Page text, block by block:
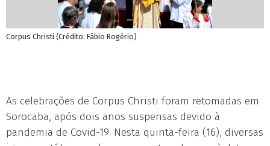
Corpus Christi (Crédito: Fábio Rogério)
As celebrações de Corpus Christi foram retomadas em
Sorocaba, após dois anos suspensas devido à
pandemia de Covid-19. Nesta quinta-feira (16), diversas